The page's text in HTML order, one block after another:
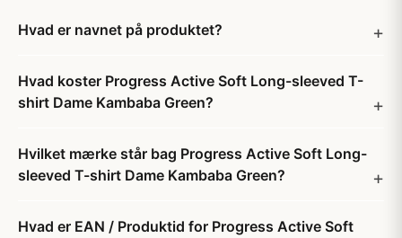
Hvad er navnet på produktet?
Hvad koster Progress Active Soft Long-sleeved T-
shirt Dame Kambaba Green?
Hvilket mærke står bag Progress Active Soft Long-
sleeved T-shirt Dame Kambaba Green?
Hvad er EAN / Produktid for Progress Active Soft